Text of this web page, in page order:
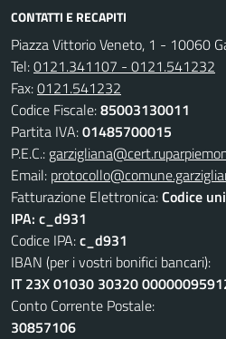
CONTATTI E RECAPITI
Piazza Vittorio Veneto, 1 - 10060
Tel:0121.341107 - 0121.541232
Fax:0121.541232
Codice Fiscale:85003130011
Partita IVA:01485700015
P.E.C.:
Email:
Fatturazione Elettronica:Codice
IPA: c_d931
Codice IPA:c_d931
IBAN (per i vostri bonifici bancari):
IT 23X 01030 30320
Conto Corrente Postale:
30857106